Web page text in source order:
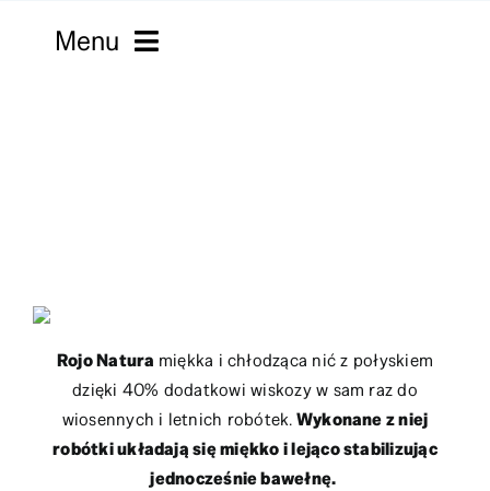
Menu
Robótki
Sklepy
Rojo Natura miękka i chłodząca nić z połyskiem
dzięki 40% dodatkowi wiskozy w sam raz do
wiosennych i letnich robótek.Wykonane z niej
robótki układają się miękko i lejąco stabilizując
jednocześnie bawełnę.